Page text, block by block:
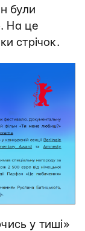
були
На це
стрічок.
у тиші»